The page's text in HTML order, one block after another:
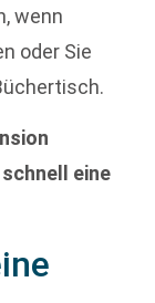
wenn
oder Sie
eine